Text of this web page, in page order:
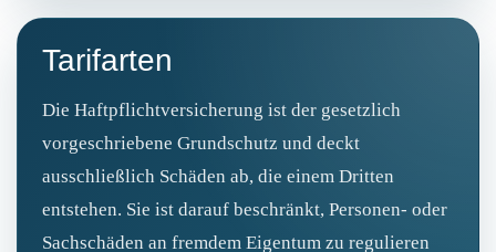
Tarifarten
Die Haftpflichtversicherung ist der gesetzlich
vorgeschriebene Grundschutz und deckt
ausschließlich Schäden ab, die einem Dritten
entstehen. Sie ist darauf beschränkt, Personen- oder
Sachschäden an fremdem Eigentum zu regulieren